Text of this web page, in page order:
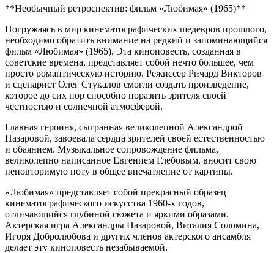
**Необычный ретроспектив: фильм «Любимая» (1965)**
Погружаясь в мир кинематографических шедевров прошлого,
необходимо обратить внимание на редкий и запоминающийся
фильм «Любимая» (1965). Эта киноповесть, созданная в
советские времена, представляет собой нечто большее, чем
просто романтическую историю. Режиссер Ричард Викторов
и сценарист Олег Стукалов смогли создать произведение,
которое до сих пор способно поразить зрителя своей
честностью и солнечной атмосферой.
Главная героиня, сыгранная великолепной Александрой
Назаровой, завоевала сердца зрителей своей естественностью
и обаянием. Музыкальное сопровождение фильма,
великолепно написанное Евгением Глебовым, вносит свою
неповторимую ноту в общее впечатление от картины.
«Любимая» представляет собой прекрасный образец
кинематографического искусства 1960-х годов,
отличающийся глубиной сюжета и яркими образами.
Актерская игра Александры Назаровой, Виталия Соломина,
Игоря Добролюбова и других членов актерского ансамбля
делает эту киноповесть незабываемой.